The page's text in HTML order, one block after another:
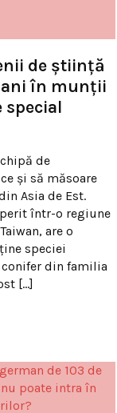
de știință
în munții
special
de
și să măsoare
Asia de Est.
într-o regiune
are o
speciei
din familia
[…]